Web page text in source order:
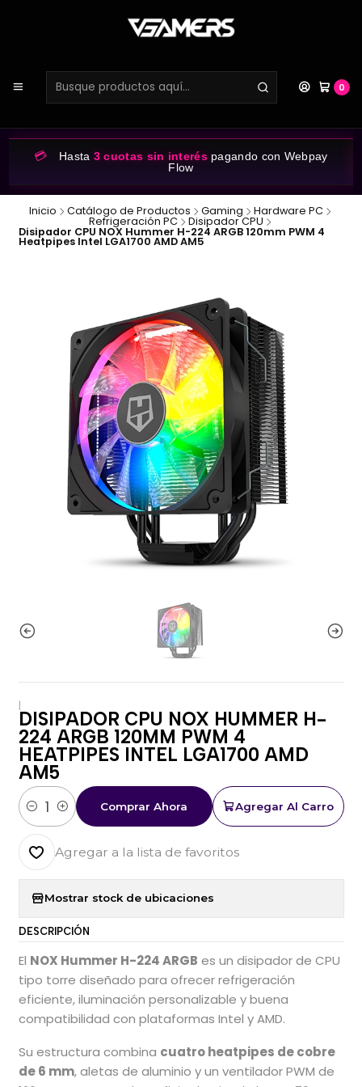
0
💳 Hasta 3 cuotas sin interéspagando con Webpay
Flow
Inicio Catálogo de Productos Gaming Hardware PC
Refrigeración PC Disipador CPU
Disipador CPU NOX Hummer H-224 ARGB 120mm PWM 4
Heatpipes Intel LGA1700 AMD AM5
|
DISIPADOR CPU NOX HUMMER H-
224 ARGB 120MM PWM 4
HEATPIPES INTEL LGA1700 AMD
AM5
Cantidad
Agregar Al Carro
Comprar Ahora
Agregar a la lista de favoritos
Mostrar stock de ubicaciones
DESCRIPCIÓN
El NOX Hummer H-224 ARGB es un disipador de CPU
tipo torre diseñado para ofrecer refrigeración
eficiente, iluminación personalizable y buena
compatibilidad con plataformas Intel y AMD.
Su estructura combina cuatro heatpipes de cobre
de 6 mm, aletas de aluminio y un ventilador PWM de